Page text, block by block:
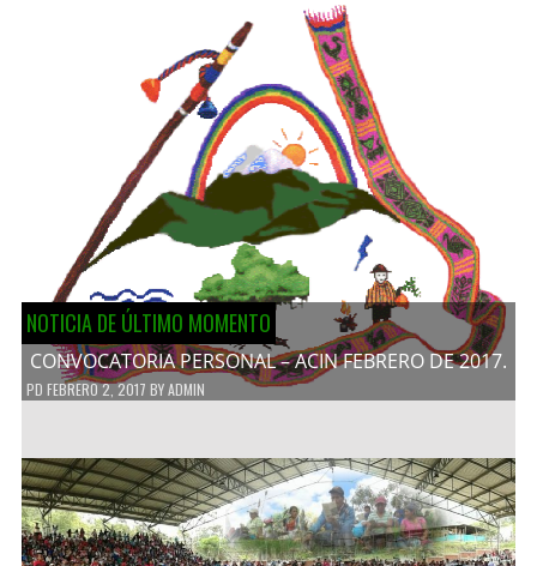
NOTICIA DE ÚLTIMO MOMENTO
CONVOCATORIA PERSONAL – ACIN FEBRERO DE 2017.
PD FEBRERO 2, 2017 BYADMIN